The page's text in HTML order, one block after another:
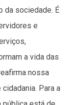
da sociedade. É
e
a vida das
nossa
Para a